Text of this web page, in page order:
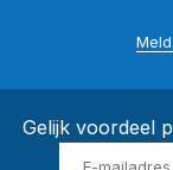
Gelijk voordeel